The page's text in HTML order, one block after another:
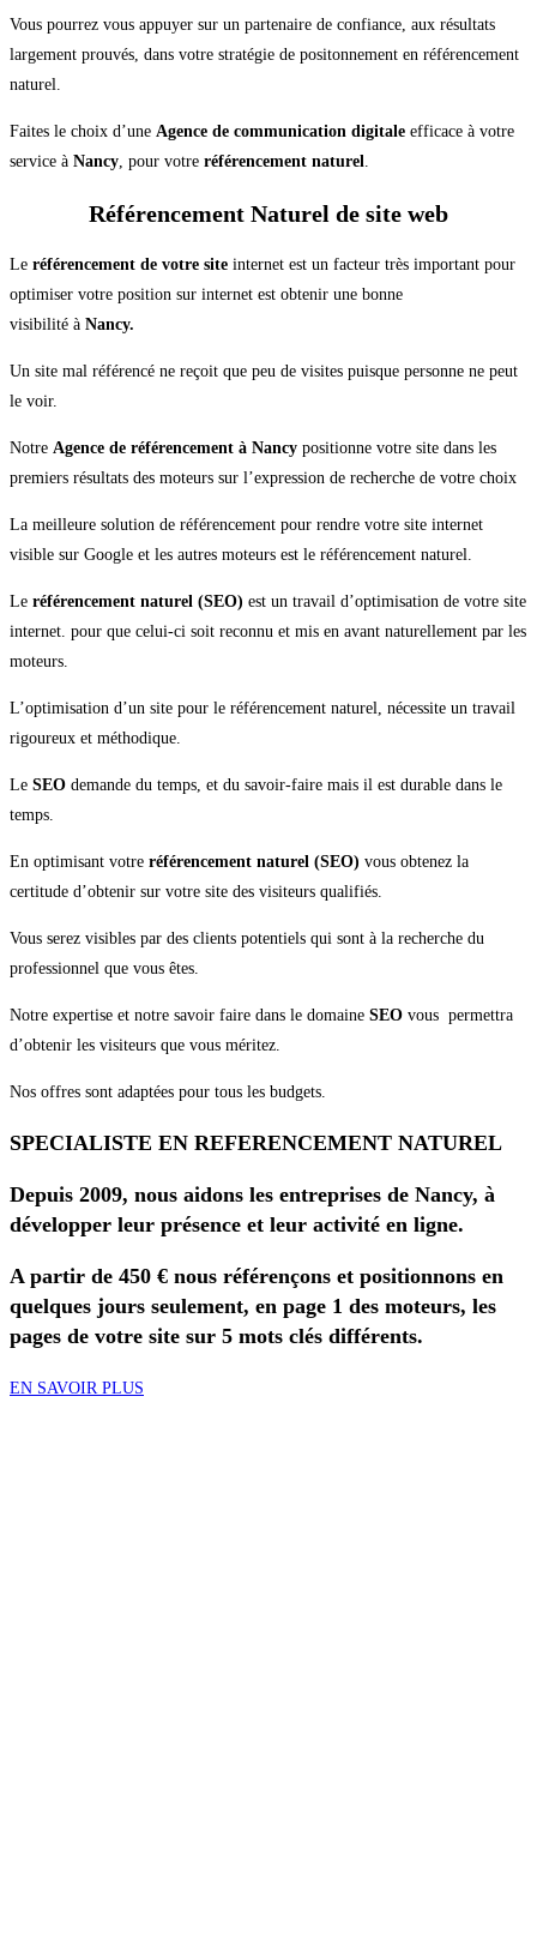
Vous pourrez vous appuyer sur un partenaire de confiance, aux résultats
largement prouvés, dans votre stratégie de positonnement en référencement
naturel.
Faites le choix d’une Agence de communication digitale efficace à votre
service à Nancy, pour votre référencement naturel.
Référencement Naturel de site web
Le référencement de votre site internet est un facteur très important pour
optimiser votre position sur internet est obtenir une bonne
visibilité à Nancy.
Un site mal référencé ne reçoit que peu de visites puisque personne ne peut
le voir.
Notre Agence de référencement à Nancy positionne votre site dans les
premiers résultats des moteurs sur l’expression de recherche de votre choix
La meilleure solution de référencement pour rendre votre site internet
visible sur Google et les autres moteurs est le référencement naturel.
Le référencement naturel (SEO) est un travail d’optimisation de votre site
internet. pour que celui-ci soit reconnu et mis en avant naturellement par les
moteurs.
L’optimisation d’un site pour le référencement naturel, nécessite un travail
rigoureux et méthodique.
Le SEO demande du temps, et du savoir-faire mais il est durable dans le
temps.
En optimisant votre référencement naturel (SEO) vous obtenez la
certitude d’obtenir sur votre site des visiteurs qualifiés.
Vous serez visibles par des clients potentiels qui sont à la recherche du
professionnel que vous êtes.
Notre expertise et notre savoir faire dans le domaine SEO vous permettra
d’obtenir les visiteurs que vous méritez.
Nos offres sont adaptées pour tous les budgets.
SPECIALISTE EN REFERENCEMENT NATUREL
Depuis 2009, nous aidons les entreprises de Nancy, à
développer leur présence et leur activité en ligne.
A partir de 450 € nous référençons et positionnons en
quelques jours seulement, en page 1 des moteurs, les
pages de votre site sur 5 mots clés différents.
EN SAVOIR PLUS